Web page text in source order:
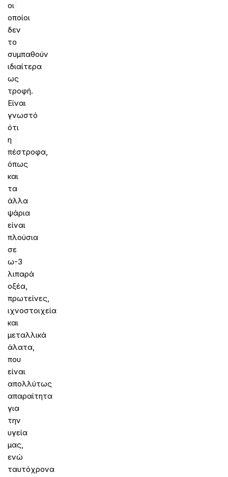
οι
οποίοι
δεν
το
συμπαθούν
ιδιαίτερα
ως
τροφή.
Είναι
γνωστό
ότι
η
πέστροφα,
όπως
και
τα
άλλα
ψάρια
είναι
πλούσια
σε
ω-3
λιπαρά
οξέα,
πρωτείνες,
ιχνοστοιχεία
και
μεταλλικά
άλατα,
που
είναι
απολλύτως
απαραίτητα
για
την
υγεία
μας,
ενώ
ταυτόχρονα